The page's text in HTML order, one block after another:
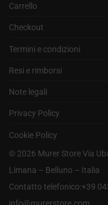
Carrello
Checkout
Termini e condizioni
Resi e rimborsi
Note legali
Privacy Policy
Cookie Policy
© 2026 Murer Store Via
Limana – Belluno – Italia
Contatto telefonico:+39
info@murerstore.com